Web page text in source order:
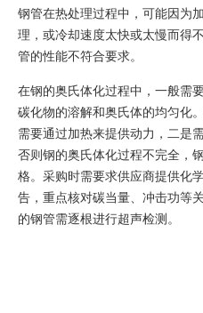
钢管在热处理过程中，可能因为
理，或冷却速度太快或太慢而得
管的性能不符合要求。
在钢的奥氏体化过程中，一般需
碳化物的溶解和奥氏体的均匀化
需要通过加热来提供动力，二是
否则钢的奥氏体化过程不完全，
格。采购时需要求供应商提供化
告，重点核对碳当量、冲击功等
的钢管需逐根进行超声检测。